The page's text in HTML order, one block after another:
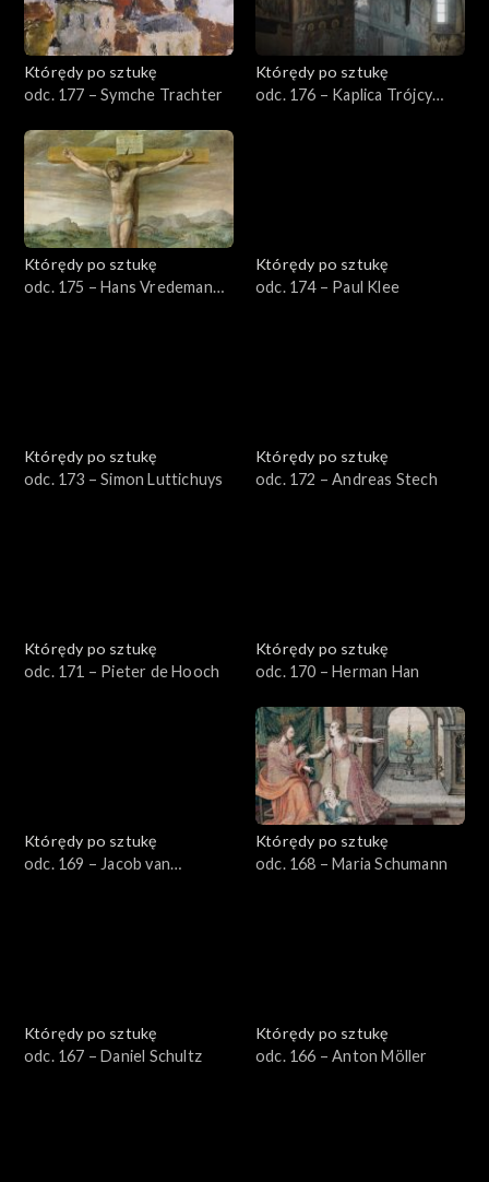
Którędy po sztukę
odc. 177 – Symche Trachter
Którędy po sztukę
odc. 176 – Kaplica Trójcy
Którędy po sztukę
odc. 175 – Hans Vredeman
Którędy po sztukę
odc. 174 – Paul Klee
Którędy po sztukę
odc. 173 – Simon Luttichuys
Którędy po sztukę
odc. 172 – Andreas Stech
Którędy po sztukę
odc. 171 – Pieter de Hooch
Którędy po sztukę
odc. 170 – Herman Han
Którędy po sztukę
odc. 169 – Jacob van
Którędy po sztukę
odc. 168 – Maria Schumann
Którędy po sztukę
odc. 167 – Daniel Schultz
Którędy po sztukę
odc. 166 – Anton Möller